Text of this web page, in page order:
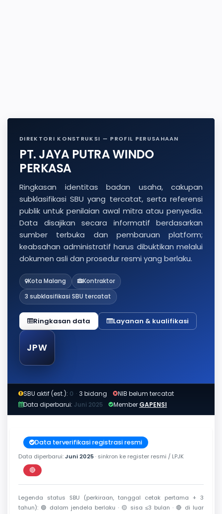
DIREKTORI KONSTRUKSI — PROFIL PERUSAHAAN
PT. JAYA PUTRA WINDO
PERKASA
Ringkasan identitas badan usaha, cakupan
subklasifikasi SBU yang tercatat, serta referensi
publik untuk penilaian awal mitra atau penyedia.
Data disajikan secara informatif berdasarkan
sumber terbuka dan pembaruan platform;
keabsahan administratif harus dibuktikan melalui
dokumen asli dan prosedur resmi yang berlaku.
Kota Malang
Kontraktor
3 subklasifikasi SBU tercatat
Ringkasan data Layanan & kualifikasi
JPW
SBU aktif (est.): 0 · 3 bidang
NIB belum tercatat
Data diperbarui: Juni 2025 Member GAPENSI
Data terverifikasi registrasi resmi
Data diperbarui:Juni 2025· sinkron ke register resmi / LPJK
🔴
Perkiraan di luar jendela berlaku
Legenda status SBU (perkiraan, tanggal cetak pertama + 3
tahun): 🟢 dalam jendela berlaku · 🟡 sisa ≤3 bulan · 🔴 di luar